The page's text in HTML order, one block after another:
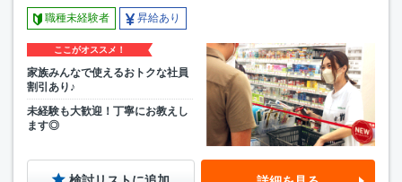
職種未経験者 昇給あり
ここがオススメ！
家族みんなで使えるおトクな社員
割引あり♪
未経験も大歓迎！丁寧にお教えし
ます◎